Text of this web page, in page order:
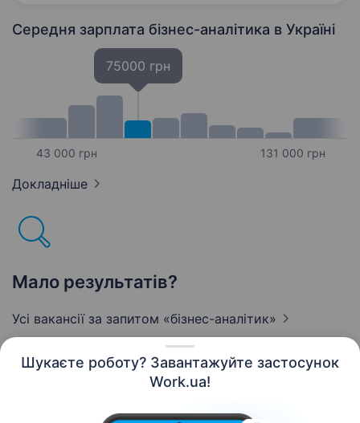
Шукаєте роботу? Завантажуйте застосунок
Work.ua!
Середня зарплата бізнес-аналітика в Україні
43 000 грн
75000 грн
131 000 грн
Докладніше
Мало результатів?
Усі вакансії за запитом «бізнес-аналітик»